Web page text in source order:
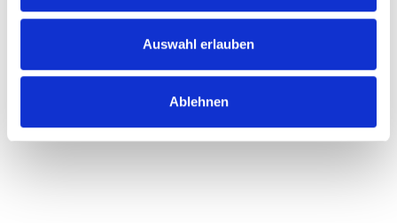
Auswahl erlauben
Ablehnen
sind optimal auf Ihre Bedürfnisse abgestimmt. Auch die
Pflege der Perücken ist unkompliziert.